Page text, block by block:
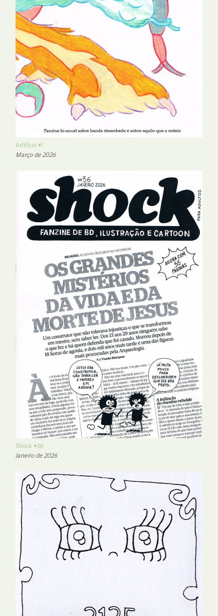
Artifício #1
Março de 2026
Shock #36
Janeiro de 2026